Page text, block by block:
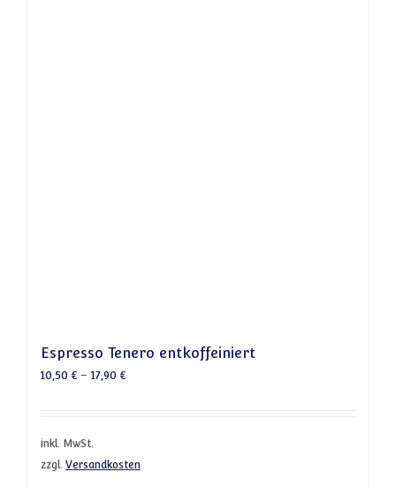
Espresso Tenero entkoffeiniert
10,50 €– 17,90 €
inkl. MwSt.
zzgl. Versandkosten